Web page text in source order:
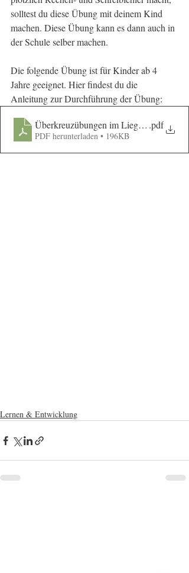
solltest du diese Übung mit deinem Kind
machen. Diese Übung kann es dann auch in
der Schule selber machen.
Die folgende Übung ist für Kinder ab 4
Jahre geeignet. Hier findest du die
Anleitung zur Durchführung der Übung:
Überkreuzübungen im Liegen und Stehen
.pdf
PDF herunterladen • 196KB
Lernen & Entwicklung